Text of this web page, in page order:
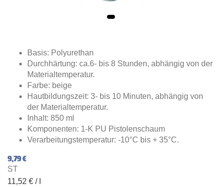
Basis: Polyurethan
Durchhärtung: ca.6- bis 8 Stunden, abhängig von der
Materialtemperatur.
Farbe: beige
Hautbildungszeit: 3- bis 10 Minuten, abhängig von
der Materialtemperatur.
Inhalt: 850 ml
Komponenten: 1-K PU Pistolenschaum
Verarbeitungstemperatur: -10°C bis + 35°C.
9,79 €
ST
11,52 € / l